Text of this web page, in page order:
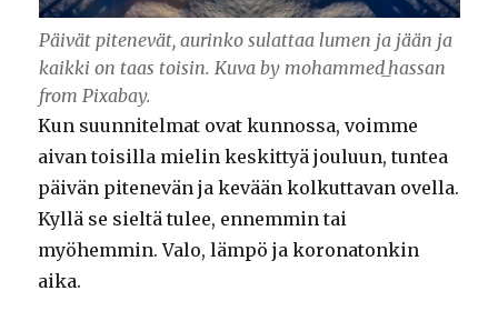
Päivät pitenevät, aurinko sulattaa lumen ja jään ja
kaikki on taas toisin. Kuva by mohammed_hassan
from Pixabay.
Kun suunnitelmat ovat kunnossa, voimme
aivan toisilla mielin keskittyä jouluun, tuntea
päivän pitenevän ja kevään kolkuttavan ovella.
Kyllä se sieltä tulee, ennemmin tai
myöhemmin. Valo, lämpö ja koronatonkin
aika.